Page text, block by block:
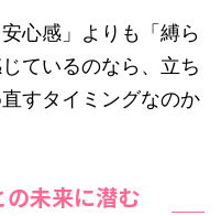
心感」よりも「縛ら
ているのなら、立ち
すタイミングなのか
未来に潜む